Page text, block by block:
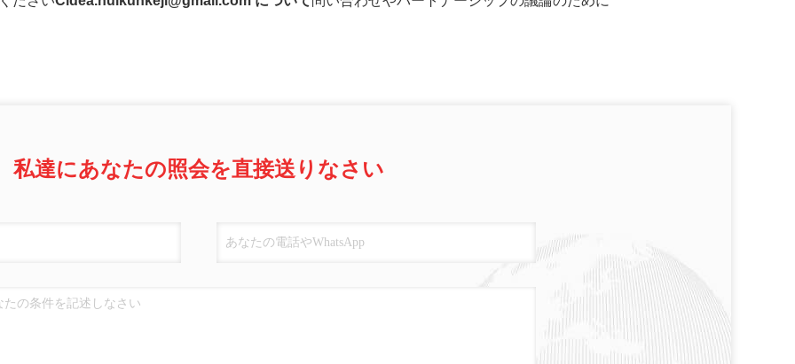
私達にあなたの照会を直接送りなさい